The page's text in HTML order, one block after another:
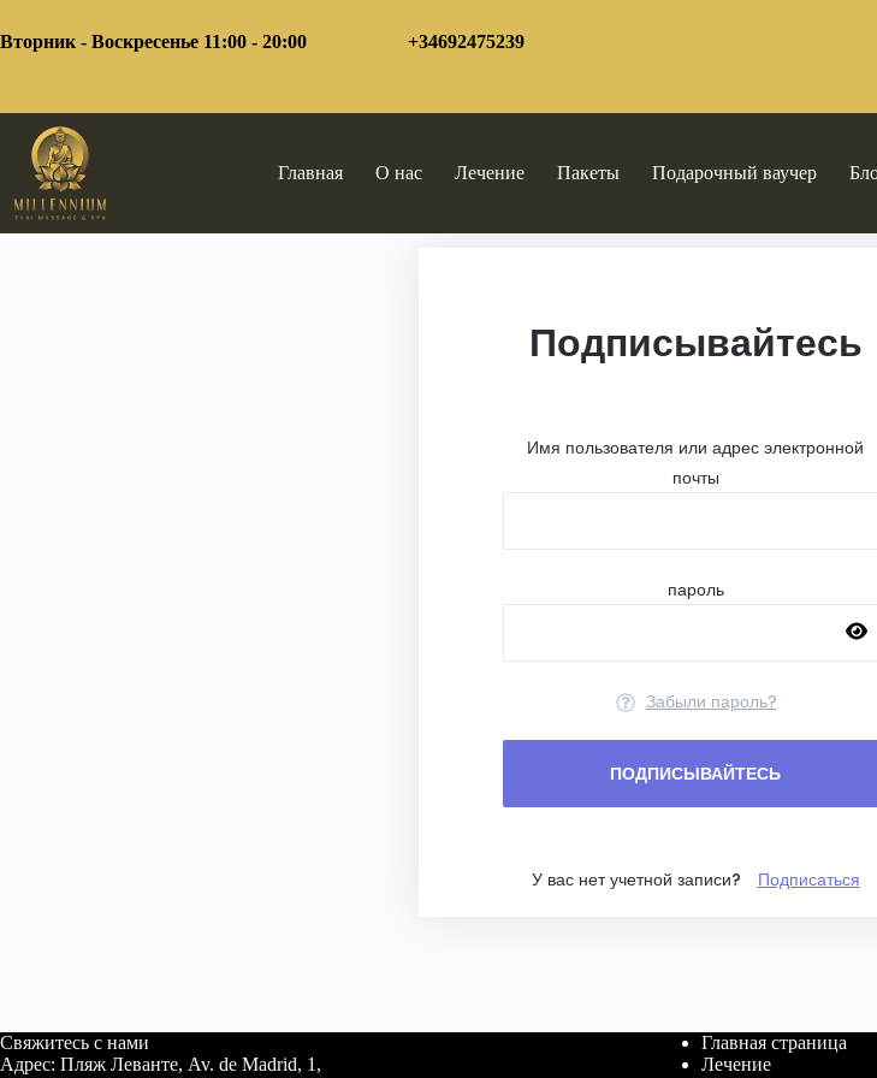
к
сути
Вторник - Воскресенье 11:00 - 20:00 +34692475239
Главная О нас Лечение Пакеты Подарочный ваучер
Подписывайтесь
Имя пользователя или адрес электронной
почты
пароль
Забыли пароль?
ПОДПИСЫВАЙТЕСЬ
У вас нет учетной записи? Подписаться
Свяжитесь с нами
Адрес: Пляж Леванте, Av. de Madrid, 1,
Главная страница
Лечение